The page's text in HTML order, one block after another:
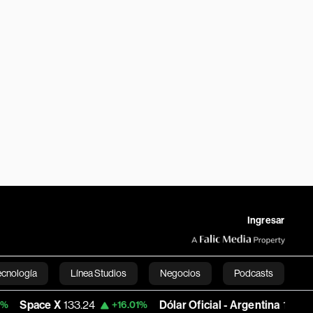
Ingresar
Línea Studios Negocios Podcasts
English
133.24 +16.01% Dólar Oficial - Argentina 1,498.9871